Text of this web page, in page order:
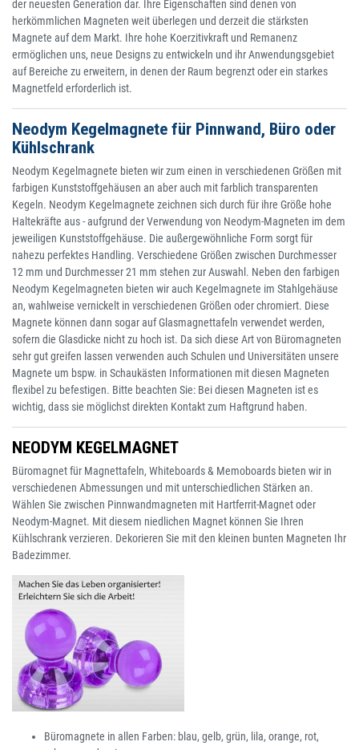
der neuesten Generation dar. Ihre Eigenschaften sind denen von
herkömmlichen Magneten weit überlegen und derzeit die stärksten
Magnete auf dem Markt. Ihre hohe Koerzitivkraft und Remanenz
ermöglichen uns, neue Designs zu entwickeln und ihr Anwendungsgebiet
auf Bereiche zu erweitern, in denen der Raum begrenzt oder ein starkes
Magnetfeld erforderlich ist.
Neodym Kegelmagnete für Pinnwand, Büro oder
Kühlschrank
Neodym Kegelmagnete bieten wir zum einen in verschiedenen Größen mit
farbigen Kunststoffgehäusen an aber auch mit farblich transparenten
Kegeln. Neodym Kegelmagnete zeichnen sich durch für ihre Größe hohe
Haltekräfte aus - aufgrund der Verwendung von Neodym-Magneten im dem
jeweiligen Kunststoffgehäuse. Die außergewöhnliche Form sorgt für
nahezu perfektes Handling. Verschiedene Größen zwischen Durchmesser
12 mm und Durchmesser 21 mm stehen zur Auswahl. Neben den farbigen
Neodym Kegelmagneten bieten wir auch Kegelmagnete im Stahlgehäuse
an, wahlweise vernickelt in verschiedenen Größen oder chromiert. Diese
Magnete können dann sogar auf Glasmagnettafeln verwendet werden,
sofern die Glasdicke nicht zu hoch ist. Da sich diese Art von Büromagneten
sehr gut greifen lassen verwenden auch Schulen und Universitäten unsere
Magnete um bspw. in Schaukästen Informationen mit diesen Magneten
flexibel zu befestigen. Bitte beachten Sie: Bei diesen Magneten ist es
wichtig, dass sie möglichst direkten Kontakt zum Haftgrund haben.
NEODYM KEGELMAGNET
Büromagnet für Magnettafeln, Whiteboards & Memoboards bieten wir in
verschiedenen Abmessungen und mit unterschiedlichen Stärken an.
Wählen Sie zwischen Pinnwandmagneten mit Hartferrit-Magnet oder
Neodym-Magnet. Mit diesem niedlichen Magnet können Sie Ihren
Kühlschrank verzieren. Dekorieren Sie mit den kleinen bunten Magneten Ihr
Badezimmer.
Büromagnete in allen Farben: blau, gelb, grün, lila, orange, rot,